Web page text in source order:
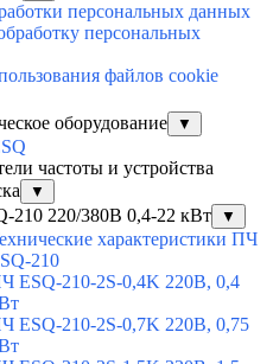
персональных данных
персональных
файлов cookie
оборудование ▼
частоты и устройства
▼
210 220/380В 0,4-22 кВт ▼
характеристики ПЧ
210
ESQ-210-2S-0,4K 220В, 0,4
ESQ-210-2S-0,7K 220В, 0,75